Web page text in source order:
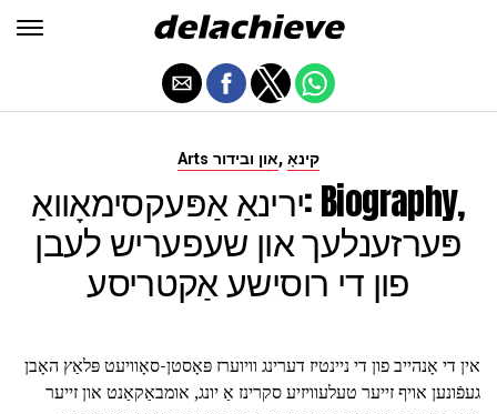
Arts און ובידור, קינאָ
ירינאַ אַפּעקסימאָוואַ: Biography,
פּערזענלעך און שעפעריש לעבן
פון די רוסישע אַקטריסע
אין די אָנהייב פון די ניינטיז דערינג וויוערז פּאָסטן-סאָוויעט פּלאַץ האָבן
געפֿונען אויף זייער טעלעוויזיע סקרינז אַ יונג, אומבאַקאַנט און זייער